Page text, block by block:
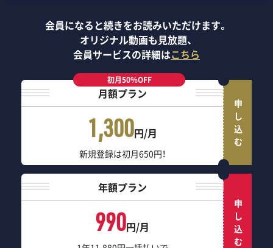
会員になると続きをお読みいただけます。
オリジナル動画も見放題、
会員サービスの詳細はこちら
初月50％OFF
月額プラン
1,300円/月
新規登録は初月650円！
申し込む
年額プラン
990円/月 申し込む